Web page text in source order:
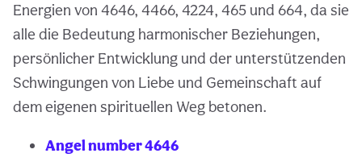
Energien von 4646, 4466, 4224, 465 und 664, da sie
alle die Bedeutung harmonischer Beziehungen,
persönlicher Entwicklung und der unterstützenden
Schwingungen von Liebe und Gemeinschaft auf
dem eigenen spirituellen Weg betonen.
Angel number 4646